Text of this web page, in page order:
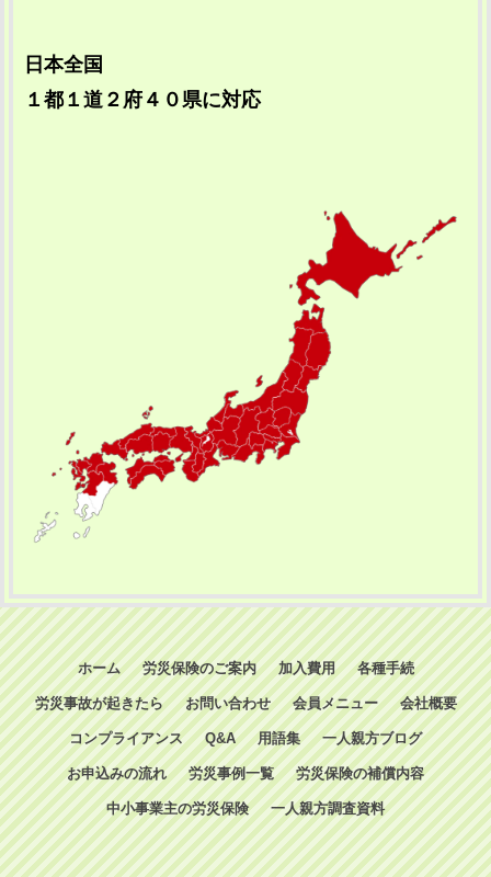
日本全国
１都１道２府４０県に対応
ホーム 労災保険のご案内 加入費用 各種手続
労災事故が起きたら お問い合わせ 会員メニュー 会社概要
コンプライアンス Q&A 用語集 一人親方ブログ
お申込みの流れ 労災事例一覧 労災保険の補償内容
中小事業主の労災保険 一人親方調査資料